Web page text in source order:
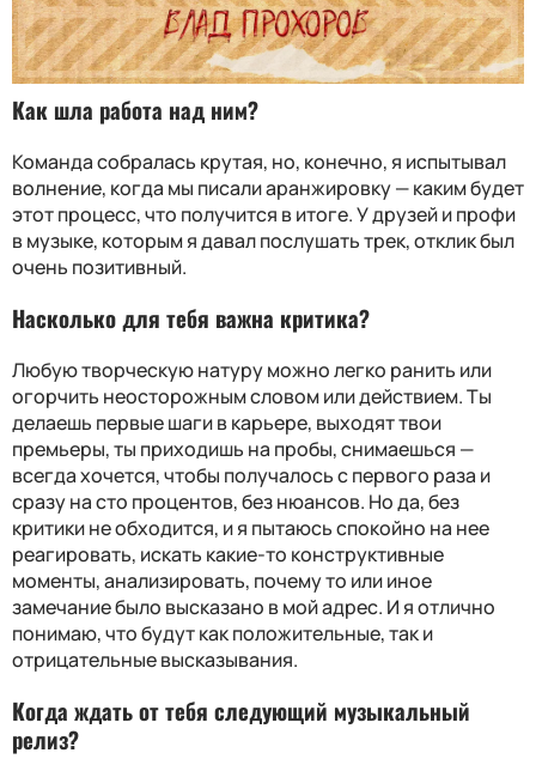
Как шла работа над ним?
Команда собралась крутая, но, конечно, я испытывал
волнение, когда мы писали аранжировку — каким будет
этот процесс, что получится в итоге. У друзей и профи
в музыке, которым я давал послушать трек, отклик был
очень позитивный.
Насколько для тебя важна критика?
Любую творческую натуру можно легко ранить или
огорчить неосторожным словом или действием. Ты
делаешь первые шаги в карьере, выходят твои
премьеры, ты приходишь на пробы, снимаешься —
всегда хочется, чтобы получалось с первого раза и
сразу на сто процентов, без нюансов. Но да, без
критики не обходится, и я пытаюсь спокойно на нее
реагировать, искать какие-то конструктивные
моменты, анализировать, почему то или иное
замечание было высказано в мой адрес. И я отлично
понимаю, что будут как положительные, так и
отрицательные высказывания.
Когда ждать от тебя следующий музыкальный
релиз?